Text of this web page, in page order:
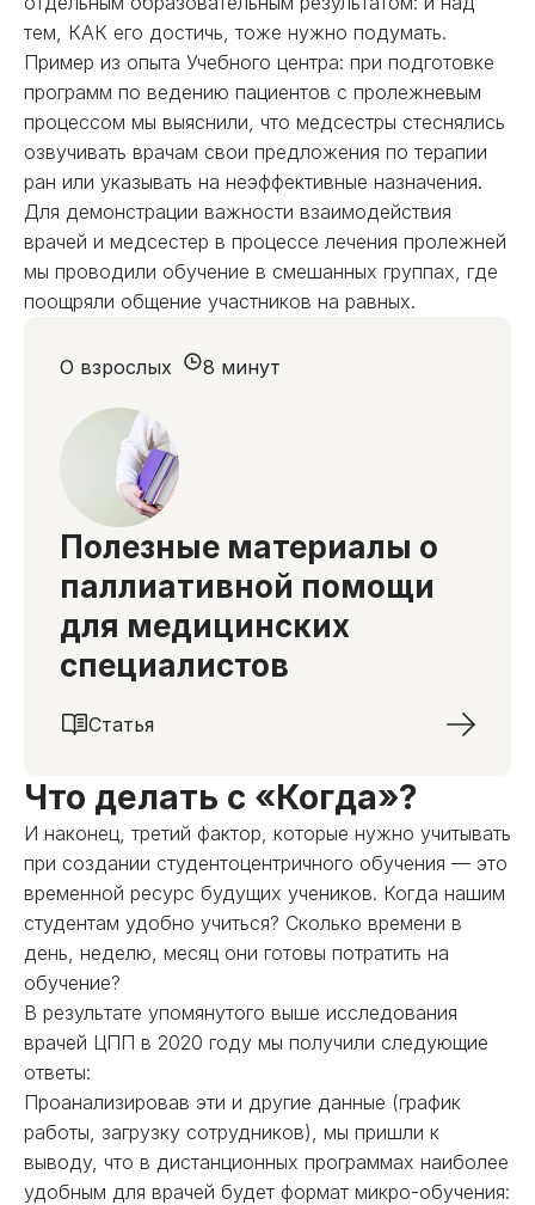
тем, КАК его достичь, тоже нужно подумать.
Пример из опыта Учебного центра: при подготовке
программ по ведению пациентов с пролежневым
процессом мы выяснили, что медсестры стеснялись
озвучивать врачам свои предложения по терапии
ран или указывать на неэффективные назначения.
Для демонстрации важности взаимодействия
врачей и медсестер в процессе лечения пролежней
мы проводили обучение в смешанных группах, где
поощряли общение участников на равных.
Полезные материалы о
паллиативной помощи
для медицинских
специалистов
О взрослых
Статья
8 минут
Что делать с «Когда»?
И наконец, третий фактор, которые нужно учитывать
при создании студентоцентричного обучения — это
временной ресурс будущих учеников. Когда нашим
студентам удобно учиться? Сколько времени в
день, неделю, месяц они готовы потратить на
обучение?
В результате упомянутого выше исследования
врачей ЦПП в 2020 году мы получили следующие
ответы:
Проанализировав эти и другие данные (график
работы, загрузку сотрудников), мы пришли к
выводу, что в дистанционных программах наиболее
удобным для врачей будет формат микро-обучения: